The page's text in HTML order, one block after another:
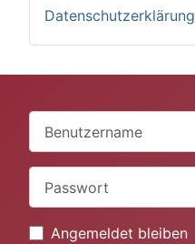
Datenschutzerklärung
Angemeldet bleiben